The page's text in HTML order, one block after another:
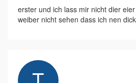
erster und ich lass mir nicht dier
weiber nicht sehen dass ich nen